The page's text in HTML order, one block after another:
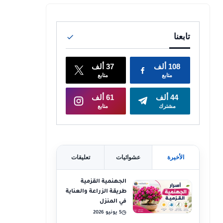
الأخيرة عشوائيات تعليقات
الجهنمية القزمية
طريقة الزراعة والعناية
في المنزل
◷5 يونيو 2026